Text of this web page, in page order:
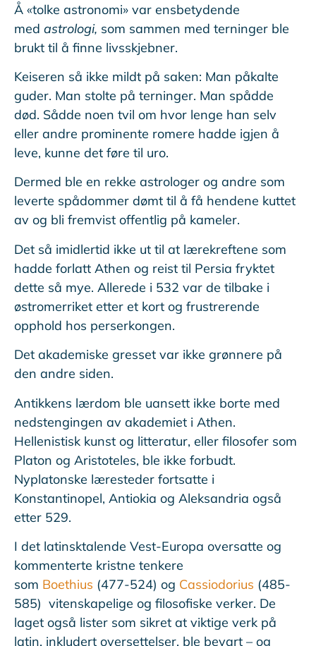
Å «tolke astronomi» var ensbetydende
med astrologi, som sammen med terninger ble
brukt til å finne livsskjebner.
Keiseren så ikke mildt på saken: Man påkalte
guder. Man stolte på terninger. Man spådde
død. Sådde noen tvil om hvor lenge han selv
eller andre prominente romere hadde igjen å
leve, kunne det føre til uro.
Dermed ble en rekke astrologer og andre som
leverte spådommer dømt til å få hendene kuttet
av og bli fremvist offentlig på kameler.
Det så imidlertid ikke ut til at lærekreftene som
hadde forlatt Athen og reist til Persia fryktet
dette så mye. Allerede i 532 var de tilbake i
østromerriket etter et kort og frustrerende
opphold hos perserkongen.
Det akademiske gresset var ikke grønnere på
den andre siden.
Antikkens lærdom ble uansett ikke borte med
nedstengingen av akademiet i Athen.
Hellenistisk kunst og litteratur, eller filosofer som
Platon og Aristoteles, ble ikke forbudt.
Nyplatonske læresteder fortsatte i
Konstantinopel, Antiokia og Aleksandria også
etter 529.
I det latinsktalende Vest-Europa oversatte og
kommenterte kristne tenkere
som Boethius (477-524) og Cassiodorius (485-
585) vitenskapelige og filosofiske verker. De
laget også lister som sikret at viktige verk på
latin, inkludert oversettelser, ble bevart – og